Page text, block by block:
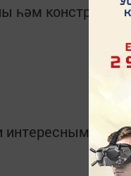
конструктив
в